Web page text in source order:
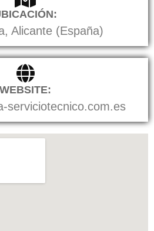
Alicante (España)
WEBSITE:
serviciotecnico.com.es